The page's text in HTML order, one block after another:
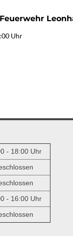
- 18:00 Uhr
- 16:00 Uhr